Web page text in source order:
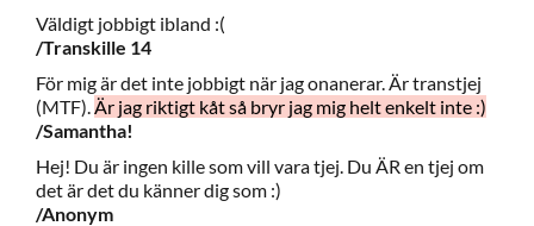
Väldigt jobbigt ibland :(
/Transkille 14
För mig är det inte jobbigt när jag onanerar. Är transtjej
(MTF).Är jag riktigt kåt så bryr jag mig helt enkelt inte :)
/Samantha!
Hej! Du är ingen kille som vill vara tjej. Du ÄR en tjej om
det är det du känner dig som :)
/Anonym